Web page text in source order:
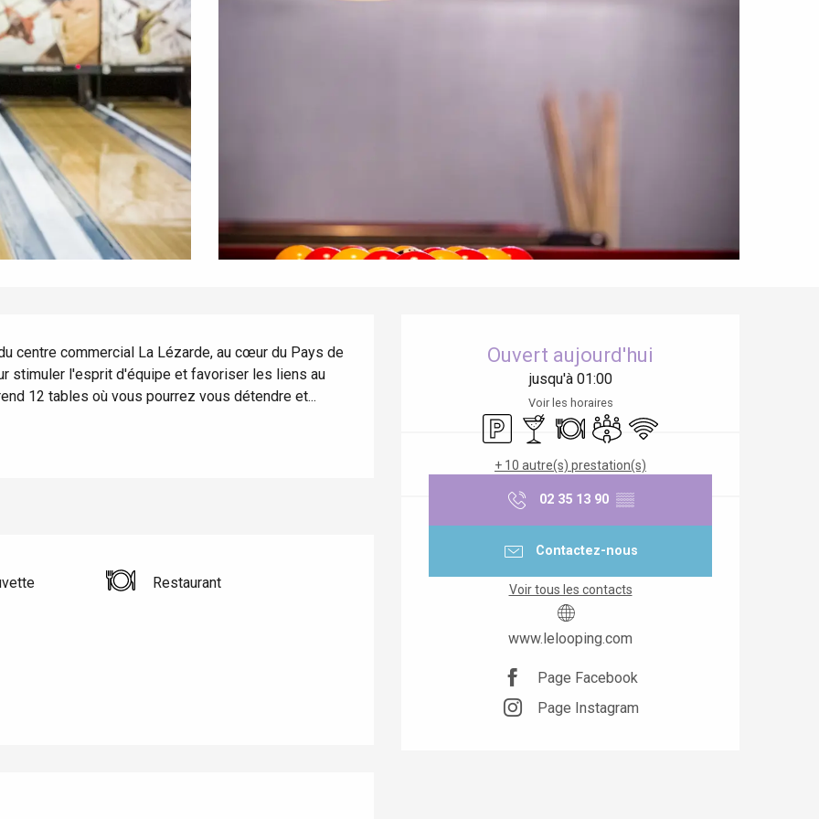
Ouvert aujourd'hui
jusqu'à 01:00
Voir les horaires
ParkingBar / Buvette
RestaurantSalle de réunion
WiFi
+ 10 autre(s) prestation(s)
02 35 13 90 ▒▒
Contactez-nous
Voir tous les contacts
www.lelooping.com
Page Facebook
Page Instagram
centre commercial La Lézarde, au cœur du Pays de
stimuler l'esprit d'équipe et favoriser les liens au
12 tables où vous pourrez vous détendre et...
Restaurant